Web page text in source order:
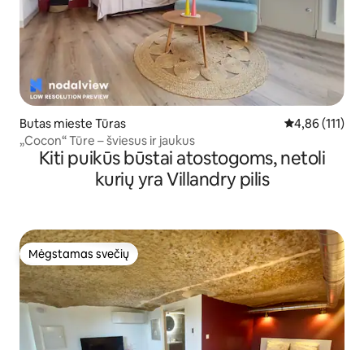
Butas mieste Tūras Vidutinis
4,86 (111)
„Cocon“ Tūre – šviesus ir jaukus
Kiti puikūs būstai atostogoms, netoli
kurių yra Villandry pilis
Mėgstamas svečių
Mėgstamas svečių